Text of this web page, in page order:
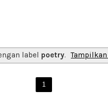
label poetry.
1